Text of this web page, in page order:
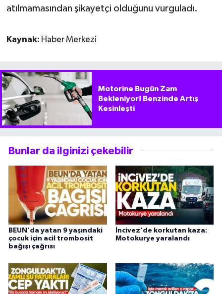
atılmamasından şikayetçi olduğunu vurguladı.
Kaynak: Haber Merkezi
Motorine Bugün Zam
Bekleniyor! Benzinde Artış
Kesinleşti
Bunlar da ilginizi çekebilir
BEUN'da yatan 9 yaşındaki
çocuk için acil trombosit
bağışı çağrısı
İncivez'de korkutan kaza:
Motokurye yaralandı